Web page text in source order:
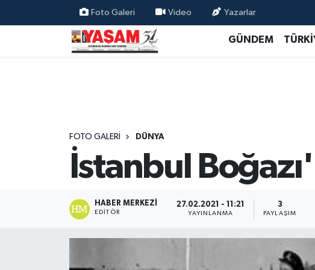
Foto Galeri Video Yazarlar
GÜNDEM
FOTO GALERI DÜNYA
İstanbul
HABER MERKEZI
EDITÖR
27.02.2021 - 11:21
YAYINLANMA
3
PAYLAŞIM